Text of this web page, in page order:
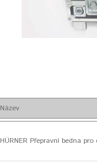
Název
HÜRNER Přepravní bedna pro